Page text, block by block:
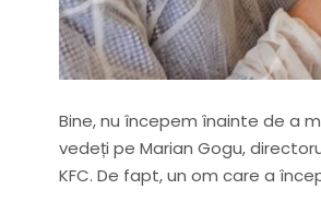
Bine, nu începem înainte de a
vedeți pe Marian Gogu,
KFC. De fapt, un om care a